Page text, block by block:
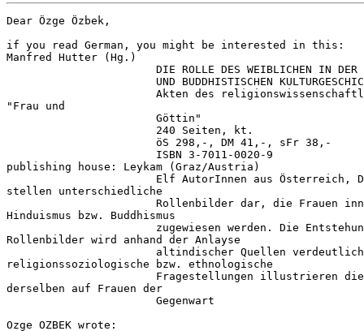
Dear Özge Özbek,
if you read German, you might be interested in this:
Manfred Hutter (Hg.)
DIE ROLLE DES WEIBLICHEN IN DER
UND BUDDHISTISCHEN
Akten des
"Frau und
                       Göttin"
                       240 Seiten, kt.
                       öS 298,-, DM 41,-, sFr 38,-
                       ISBN 3-7011-0020-9
publishing house: Leykam (Graz/Austria)
Elf AutorInnen aus Österreich,
stellen unterschiedliche
Rollenbilder dar, die Frauen
Hinduismus bzw. Buddhismus
zugewiesen werden. Die
Rollenbilder wird anhand der Anlayse
altindischer Quellen
religionssoziologische bzw. ethnologische
Fragestellungen illustrieren
derselben auf Frauen der
                       Gegenwart
Ozge OZBEK wrote: